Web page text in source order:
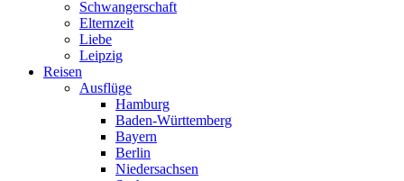
Schwangerschaft
Elternzeit
Liebe
Leipzig
Reisen
Ausflüge
Hamburg
Baden-Württemberg
Bayern
Berlin
Niedersachsen